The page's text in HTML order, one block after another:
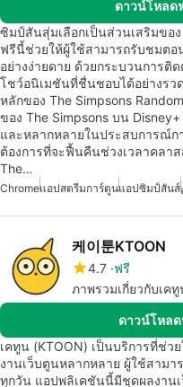
ดาวน์โหลด
ซิมป์สันสุ่มเลือกเป็นส่วนเสริมขอ
ฟรีนี้ช่วยให้ผู้ใช้สามารถรับชมตอ
อย่างง่ายดาย ด้วยกระบวนการติ
โชว์อนิเมชันที่ชื่นชอบได้อย่างรว
หลักของ The Simpsons
ของ The Simpsons บน
และหลากหลายในประสบการณ์
ต้องการที่จะฟื้นคืนช่วงเวลาคล
The…
Chromeแอปสตรีมการ์ตูนแอปซิมป์สันส์
케이툰KTOON
4.7 ฟรี
ภาพรวมเกี่ยวกับเค
ดาวน์โหล
เคทูน (KTOON) เป็นบริการที่ช่ว
งานเว็บตูนหลากหลาย ผู้ใช้สาม
ทุกวัน แอปพลิเคชันนี้มีชุดผลงาน